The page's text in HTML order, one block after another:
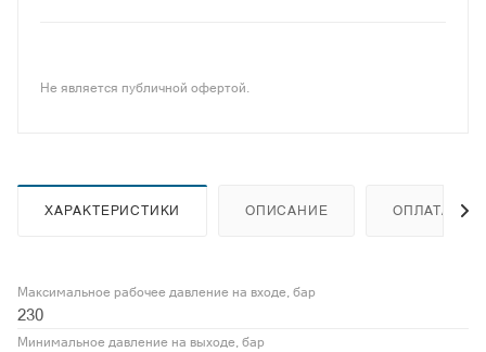
Не является публичной офертой.
ХАРАКТЕРИСТИКИ ОПИСАНИЕ ОПЛАТА
Максимальное рабочее давление на входе, бар
230
Минимальное давление на выходе, бар